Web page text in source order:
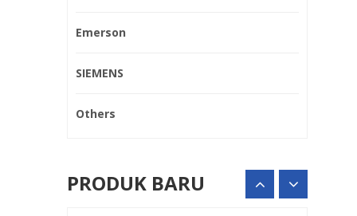
Emerson
SIEMENS
Others
PRODUK BARU
MELIHAT RINCIAN